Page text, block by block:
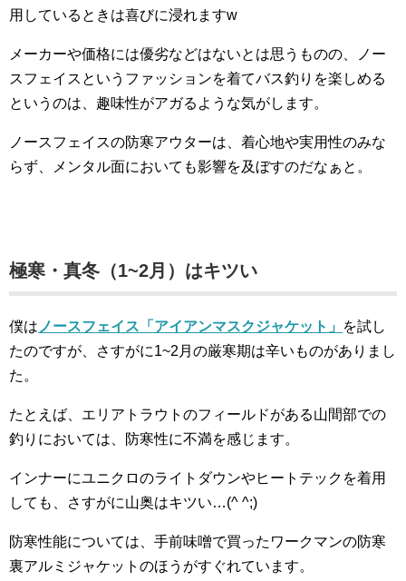
用しているときは喜びに浸れますw
メーカーや価格には優劣などはないとは思うものの、ノー
スフェイスというファッションを着てバス釣りを楽しめる
というのは、趣味性がアガるような気がします。
ノースフェイスの防寒アウターは、着心地や実用性のみな
らず、メンタル面においても影響を及ぼすのだなぁと。
極寒・真冬（1~2月）はキツい
僕は ノースフェイス「アイアンマスクジャケット」 を試し
たのですが、さすがに1~2月の厳寒期は辛いものがありまし
た。
たとえば、エリアトラウトのフィールドがある山間部での
釣りにおいては、防寒性に不満を感じます。
インナーにユニクロのライトダウンやヒートテックを着用
しても、さすがに山奥はキツい…(^ ^;)
防寒性能については、手前味噌で買ったワークマンの防寒
裏アルミジャケットのほうがすぐれています。